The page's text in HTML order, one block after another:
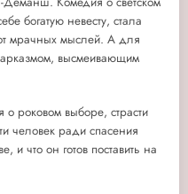
богатую невесту, стала
мрачных мыслей. А для
высмеивающим
роковом выборе, страсти
человек ради спасения
и что он готов поставить на